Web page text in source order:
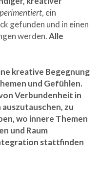
, ein
gefunden und in einen
werden.Alle
kreative Begegnung
und Gefühlen.
Verbundenheit in
zu
wo innere Themen
und Raum
stattfinden